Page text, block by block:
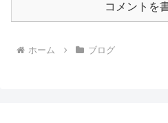
コメントを
ホーム ブログ